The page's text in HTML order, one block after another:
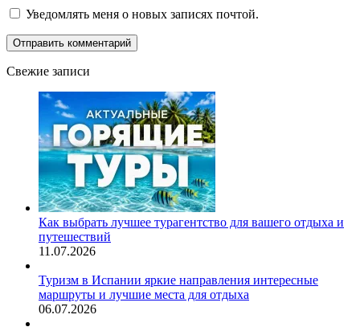
Уведомлять меня о новых записях почтой.
Свежие записи
Как выбрать лучшее турагентство для вашего отдыха и
путешествий
11.07.2026
Туризм в Испании яркие направления интересные
маршруты и лучшие места для отдыха
06.07.2026